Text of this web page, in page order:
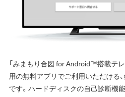
「みまもり合図 for Android™搭載テ
用の無料アプリでご利用いただける
です。ハードディスクの自己診断機